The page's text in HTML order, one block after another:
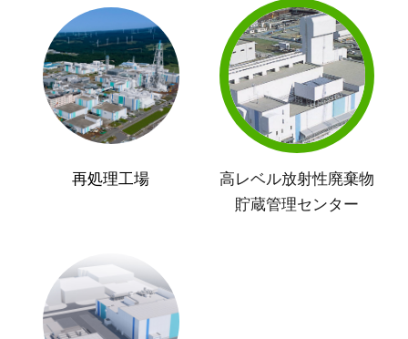
再処理工場
高レベル放射性廃棄物
貯蔵管理センター